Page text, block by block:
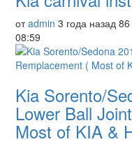
отadmin 3 года назад
08:59
Kia Sorento/
Lower Ball
Most of KIA &